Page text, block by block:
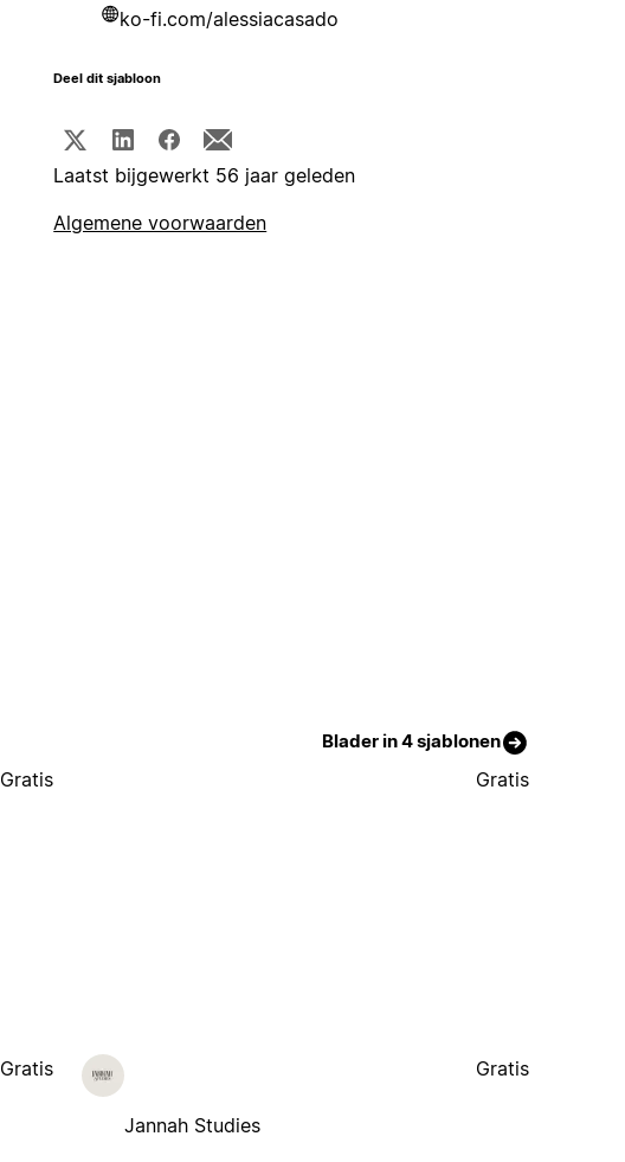
ko-fi.com/alessiacasado
Deel dit sjabloon
Laatst bijgewerkt 56 jaar geleden
Algemene voorwaarden
Blader in 4 sjablonen
Gratis Gratis
Gratis
Jannah Studies
Gratis